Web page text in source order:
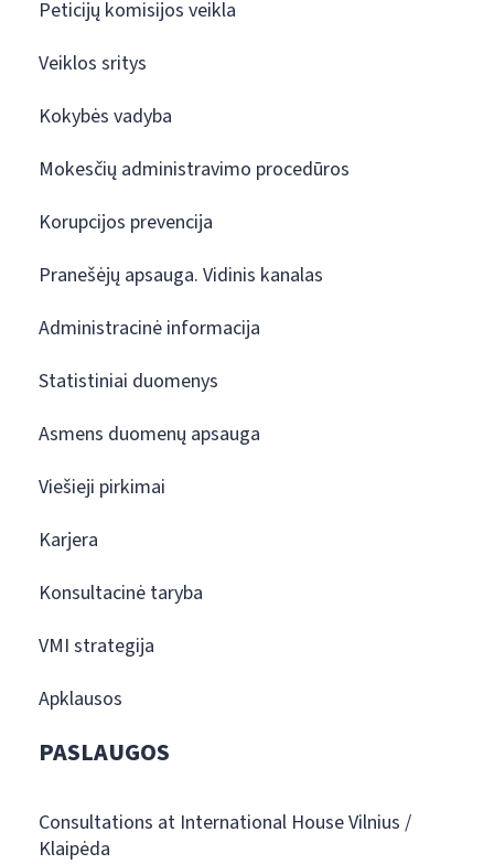
Peticijų komisijos veikla
Veiklos sritys
Kokybės vadyba
Mokesčių administravimo procedūros
Korupcijos prevencija
Pranešėjų apsauga. Vidinis kanalas
Administracinė informacija
Statistiniai duomenys
Asmens duomenų apsauga
Viešieji pirkimai
Karjera
Konsultacinė taryba
VMI strategija
Apklausos
PASLAUGOS
Consultations at International House Vilnius /
Klaipėda